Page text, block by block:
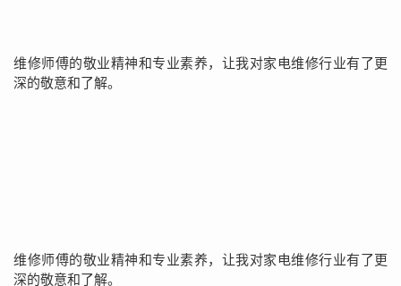
维修师傅的敬业精神和专业素养，让我对家电维修行业有了更
深的敬意和了解。
维修师傅的敬业精神和专业素养，让我对家电维修行业有了更
深的敬意和了解。